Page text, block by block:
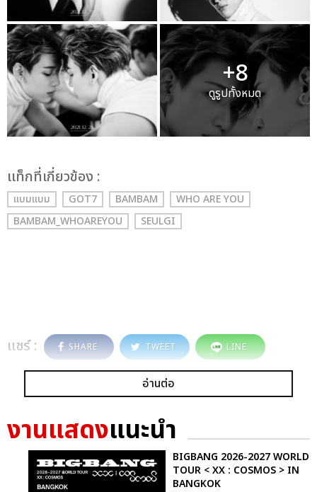
+8
ดูรูปทั้งหมด
เเท็กที่เกี่ยวข้อง :
แบมแบม GOT7 BAMBAM
WHO ARE YOU
BAMBAM_WHOAREYOU
SEULGI
แชร์ : SHARE TWEET LINE
อ่านต่อ
งานแสดงแนะนำ
BIGBANG 2026-2027 WORLD
TOUR < XX : COSMOS > IN
BANGKOK